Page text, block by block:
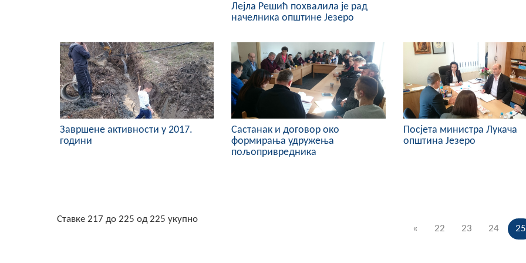
Лејла Решић похвалила је рад
начелника општине Језеро
Завршене активности у 2017.
години
Састанак и договор око
формирања удружења
пољопривредника
Посјета министра Лукача
општина Језеро
« 22 23 24 25
Ставке 217 до 225 од 225 укупно